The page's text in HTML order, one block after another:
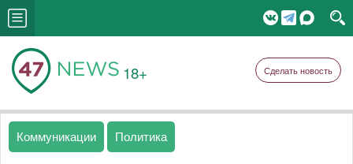
18+ Сделать новость
Коммуникации Политика